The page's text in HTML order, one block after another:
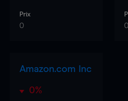
Prix
0 0
Amazon.com Inc
0%